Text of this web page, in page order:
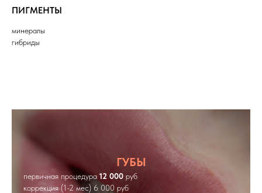
ПИГМЕНТЫ
минералы
гибриды
ГУБЫ
первичная процедура 12 000 руб
коррекция (1-2 мес) 6 000 руб